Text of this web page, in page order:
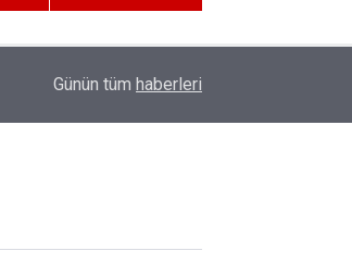
İzmir 112’de Kan Donduran İddialar!
Günün tüm haberleri